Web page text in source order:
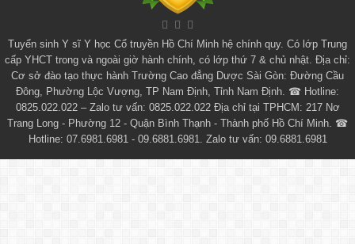
Tuyển sinh Y sĩ Y học Cổ truyền Hồ Chí Minh hệ chính quy. Có lớp Trung
cấp YHCT trong và ngoài giờ hành chính, có lớp thứ 7 & chủ nhật. Địa chỉ:
Cơ sở đào tạo thực hành Trường Cao đẳng Dược Sài Gòn: Đường Cầu
Đông, Phường Lộc Vượng, TP Nam Định, Tỉnh Nam Định. ☎ Hotline:
0825.022.022 – Zalo tư vấn: 0825.022.022 Địa chỉ tại TPHCM: 217 Nơ
Trang Long - Phường 12 - Quận Bình Thạnh - Thành phố Hồ Chí Minh. ☎
Hotline: 07.6981.6981 - 09.6881.6981. Zalo tư vấn: 09.6881.6981